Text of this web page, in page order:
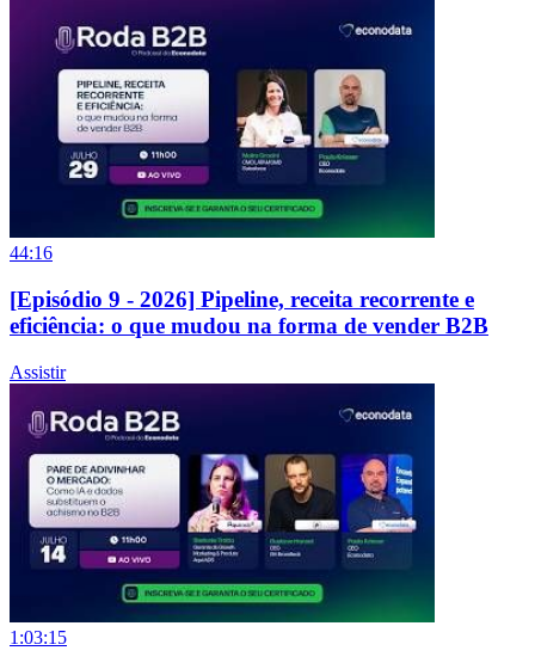
44:16
[Episódio 9 - 2026] Pipeline, receita recorrente e
eficiência: o que mudou na forma de vender B2B
Assistir
1:03:15